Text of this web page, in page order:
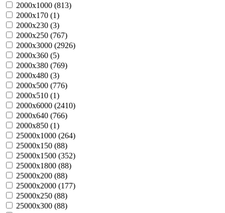
2000х1000 (813)
2000х170 (1)
2000х230 (3)
2000х250 (767)
2000х3000 (2926)
2000х360 (5)
2000х380 (769)
2000х480 (3)
2000х500 (776)
2000х510 (1)
2000х6000 (2410)
2000х640 (766)
2000х850 (1)
25000х1000 (264)
25000х150 (88)
25000х1500 (352)
25000х1800 (88)
25000х200 (88)
25000х2000 (177)
25000х250 (88)
25000х300 (88)